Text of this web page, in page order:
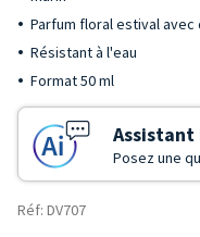
Parfum floral estival
Résistant à l'eau
Format 50 ml
Posez une
Réf: DV707